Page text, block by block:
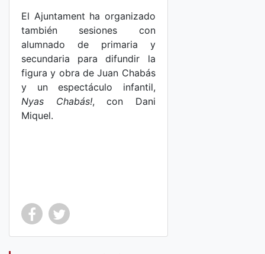
El Ajuntament ha organizado
también sesiones con
alumnado de primaria y
secundaria para difundir la
figura y obra de Juan Chabás
y un espectáculo infantil,
Nyas Chabás!, con Dani
Miquel.
Co Co